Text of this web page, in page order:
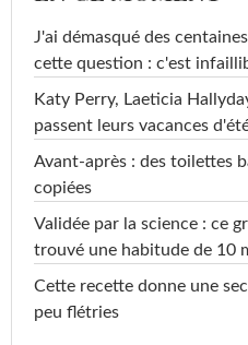
J'ai démasqué des
cette question : c'est
Katy Perry, Laeticia
passent leurs vacances
Avant-après : des toilettes
copiées
Validée par la science : ce
trouvé une habitude de 10
Cette recette donne une
peu flétries